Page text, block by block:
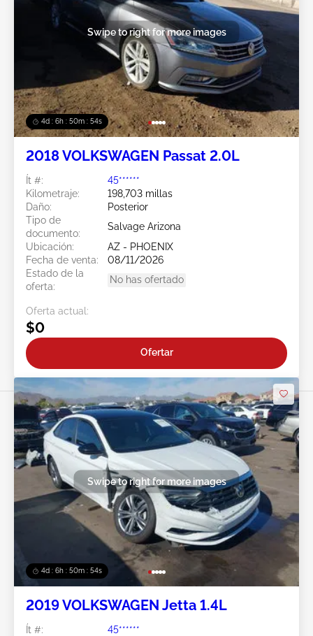
4d : 6h : 50m : 51s
Swipe to right for more images
2018 VOLKSWAGEN Passat 2.0L
Ít #:
45******
Kilometraje:
198,703 millas
Daño:
Posterior
Tipo de
documento:
Salvage Arizona
Ubicación:
AZ - PHOENIX
Fecha de venta:
08/11/2026
Estado de la
oferta:
No has ofertado
Oferta actual:
$0
Ofertar
4d : 6h : 50m : 51s
Swipe to right for more images
2019 VOLKSWAGEN Jetta 1.4L
Ít #:
45******